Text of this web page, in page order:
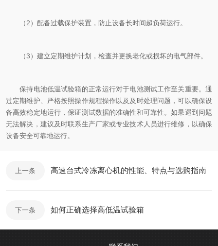
（2）配备过载保护装置，防止设备长时间超负荷运行。
（3）建立定期维护计划，检查并更换老化或损坏的电气部件。
保持电池低温试验箱的正常运行对于电池测试工作至关重要。通
过定期维护、严格按照操作规程操作以及及时处理问题，可以确保设
备高效稳定地运行，保证测试数据的准确性和可靠性。如果遇到问题
无法解决，建议及时联系生产厂家或专业技术人员进行维修，以确保
设备安全可靠地运行。
上一条 高速台式冷冻离心机的性能、特点与选购指南
下一条 如何正确选择高低温试验箱